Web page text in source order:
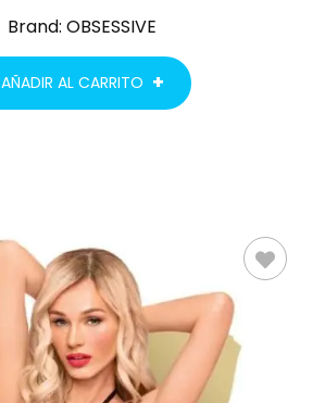
Brand: OBSESSIVE
AÑADIR AL CARRITO